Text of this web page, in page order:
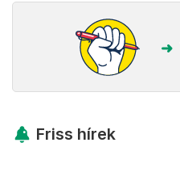
Friss hírek